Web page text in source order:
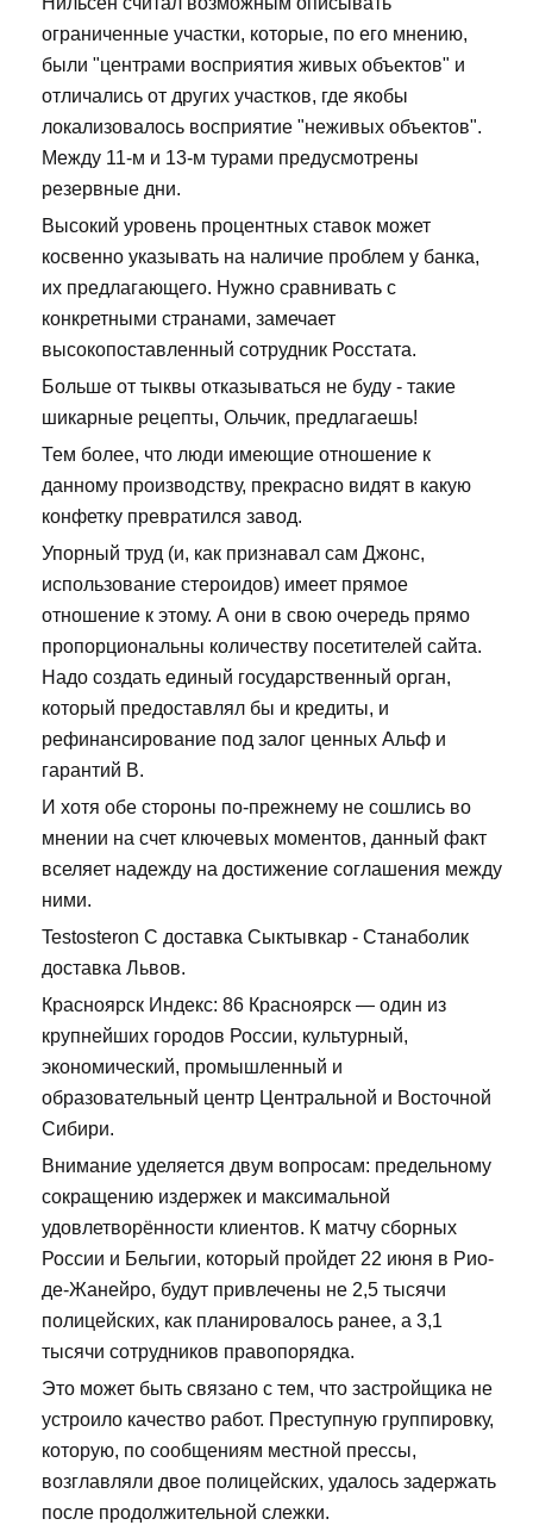
ограниченные участки, которые, по его мнению,
были "центрами восприятия живых объектов" и
отличались от других участков, где якобы
локализовалось восприятие "неживых объектов".
Между 11-м и 13-м турами предусмотрены
резервные дни.
Высокий уровень процентных ставок может
косвенно указывать на наличие проблем у банка,
их предлагающего. Нужно сравнивать с
конкретными странами, замечает
высокопоставленный сотрудник Росстата.
Больше от тыквы отказываться не буду - такие
шикарные рецепты, Ольчик, предлагаешь!
Тем более, что люди имеющие отношение к
данному производству, прекрасно видят в какую
конфетку превратился завод.
Упорный труд (и, как признавал сам Джонс,
использование стероидов) имеет прямое
отношение к этому. А они в свою очередь прямо
пропорциональны количеству посетителей сайта.
Надо создать единый государственный орган,
который предоставлял бы и кредиты, и
рефинансирование под залог ценных Альф и
гарантий В.
И хотя обе стороны по-прежнему не сошлись во
мнении на счет ключевых моментов, данный факт
вселяет надежду на достижение соглашения между
ними.
Testosteron C доставка Сыктывкар - Станаболик
доставка Львов.
Красноярск Индекс: 86 Красноярск — один из
крупнейших городов России, культурный,
экономический, промышленный и
образовательный центр Центральной и Восточной
Сибири.
Внимание уделяется двум вопросам: предельному
сокращению издержек и максимальной
удовлетворённости клиентов. К матчу сборных
России и Бельгии, который пройдет 22 июня в Рио-
де-Жанейро, будут привлечены не 2,5 тысячи
полицейских, как планировалось ранее, а 3,1
тысячи сотрудников правопорядка.
Это может быть связано с тем, что застройщика не
устроило качество работ. Преступную группировку,
которую, по сообщениям местной прессы,
возглавляли двое полицейских, удалось задержать
после продолжительной слежки.